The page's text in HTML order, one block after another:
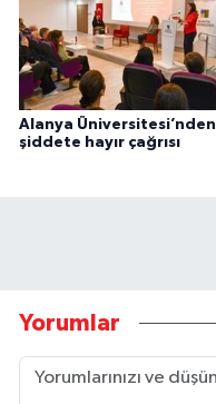
Alanya Üniversitesi’nden
şiddete hayır çağrısı
Yorumlar